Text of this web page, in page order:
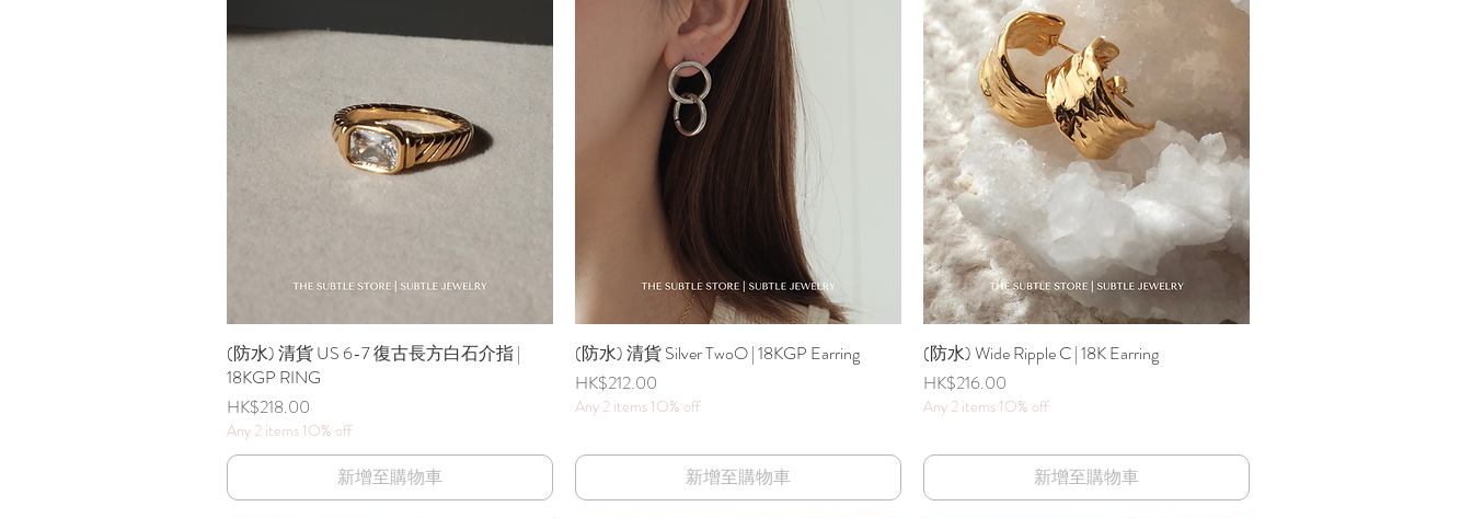
快速瀏覽
(防水) 清貨 US 6-7 復古長方白石介指 |
18KGP RING
價格
HK$218.00
Any 2 items 1O% off
新增至購物車
快速瀏覽
(防水) 清貨 Silver TwoO | 18KGP Earring
價格
HK$212.00
Any 2 items 1O% off
新增至購物車
快速瀏覽
(防水) Wide Ripple C | 18K Earring
價格
HK$216.00
Any 2 items 1O% off
新增至購物車